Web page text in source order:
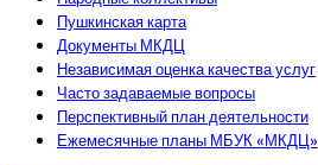
Пушкинская карта
Документы МКДЦ
Независимая оценка качества услуг
Часто задаваемые вопросы
Перспективный план деятельности
Ежемесячные планы МБУК «МКДЦ»